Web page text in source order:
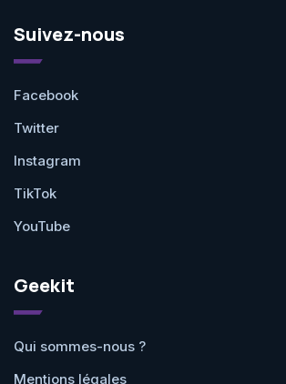
Suivez-nous
Facebook
Twitter
Instagram
TikTok
YouTube
Geekit
Qui sommes-nous ?
Mentions légales